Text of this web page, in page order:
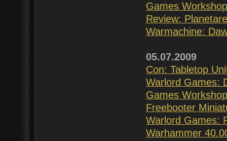
Games
Review:
Warmachine:
05.07.2009
Con: Tabletop
Warlord Games:
Games
Freebooter
Warlord Games:
Warhammer